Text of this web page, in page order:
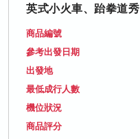
英式小火車、跆拳道秀
商品編號
參考出發日期
出發地
最低成行人數
機位狀況
商品評分